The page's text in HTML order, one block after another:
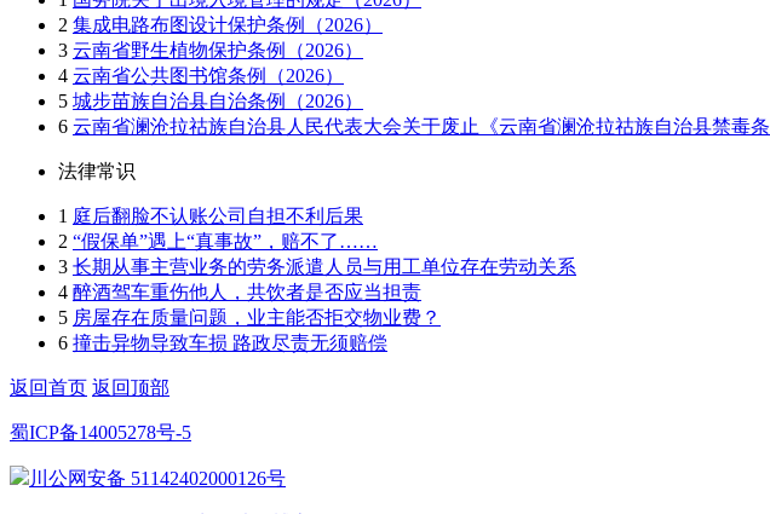
2 集成电路布图设计保护条例（2026）
3 云南省野生植物保护条例（2026）
4 云南省公共图书馆条例（2026）
5 城步苗族自治县自治条例（2026）
6 云南省澜沧拉祜族自治县人民代表大会关于废止《云南省澜沧拉祜族自治县禁毒条
法律常识
1 庭后翻脸不认账公司自担不利后果
2 “假保单”遇上“真事故”，赔不了……
3 长期从事主营业务的劳务派遣人员与用工单位存在劳动关系
4 醉酒驾车重伤他人，共饮者是否应当担责
5 房屋存在质量问题，业主能否拒交物业费？
6 撞击异物导致车损 路政尽责无须赔偿
返回首页 返回顶部
蜀ICP备14005278号-5
川公网安备 51142402000126号